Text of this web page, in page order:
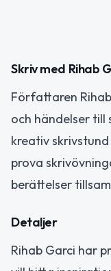
Skriv med Rihab
Författaren
och händelser till
kreativ
prova
berättelser
Detaljer
Rihab Garci har